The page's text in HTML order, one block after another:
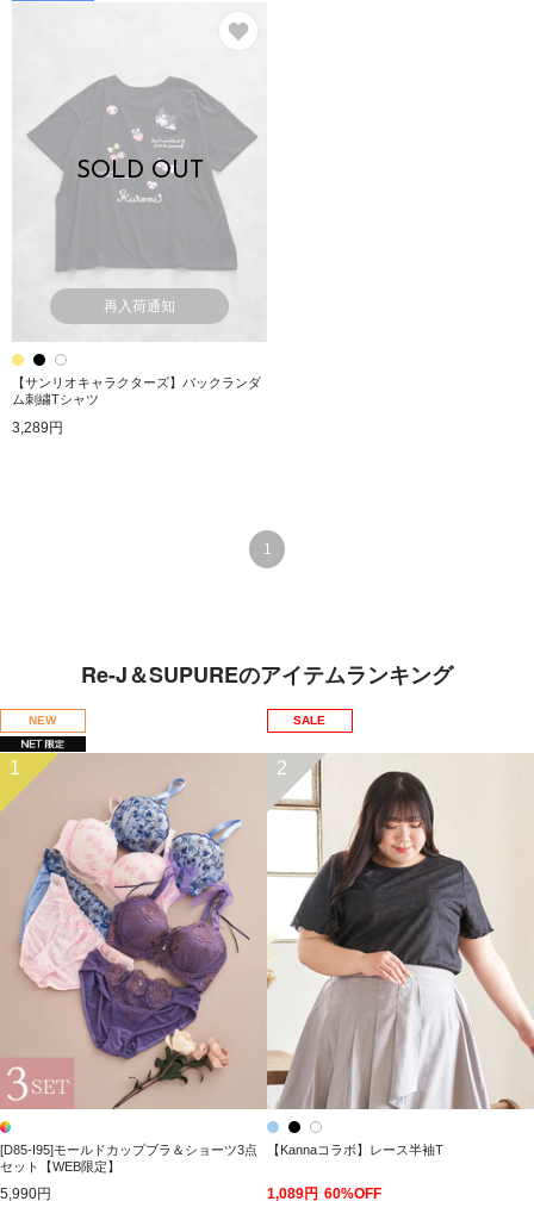
SOLD OUT
再入荷通知
【サンリオキャラクターズ】バックランダ
ム刺繍Tシャツ
3,289円
1
Re-J＆SUPUREのアイテムランキング
NEW
1
[D85-I95]モールドカップブラ＆ショーツ3点
セット【WEB限定】
5,990円
SALE
2
【Kannaコラボ】レース半袖T
1,089円 60%OFF